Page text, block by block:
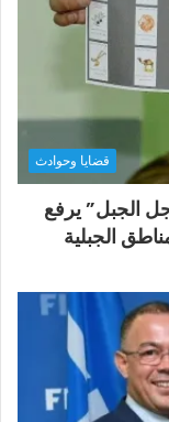
قضايا وحوادث
من أجل الجبل” يرفع
الجبلية